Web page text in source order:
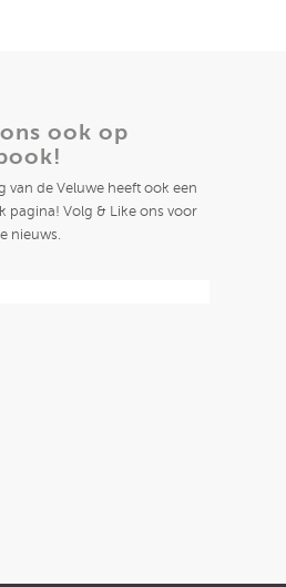
ook op
van de Veluwe heeft ook een
pagina! Volg & Like ons voor
nieuws.